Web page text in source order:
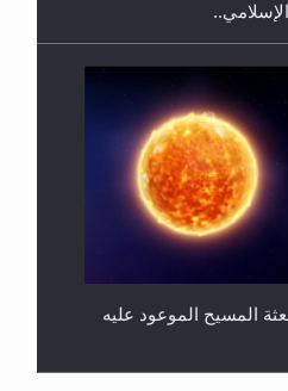
المسيح الموعود عليه